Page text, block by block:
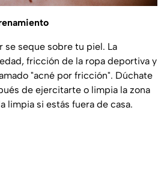
se seque sobre tu piel. La
fricción de la ropa deportiva y
"acné por fricción". Dúchate
de ejercitarte o limpia la zona
limpia si estás fuera de casa.